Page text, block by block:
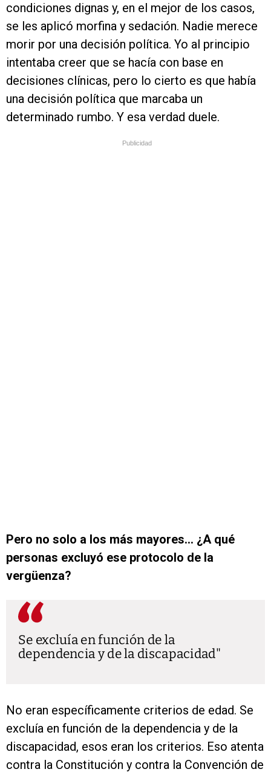
condiciones dignas y, en el mejor de los casos,
se les aplicó morfina y sedación. Nadie merece
morir por una decisión política. Yo al principio
intentaba creer que se hacía con base en
decisiones clínicas, pero lo cierto es que había
una decisión política que marcaba un
determinado rumbo. Y esa verdad duele.
Publicidad
Pero no solo a los más mayores… ¿A qué
personas excluyó ese protocolo de la
vergüenza?
Se excluía en función de la
dependencia y de la discapacidad
No eran específicamente criterios de edad. Se
excluía en función de la dependencia y de la
discapacidad, esos eran los criterios. Eso atenta
contra la Constitución y contra la Convención de